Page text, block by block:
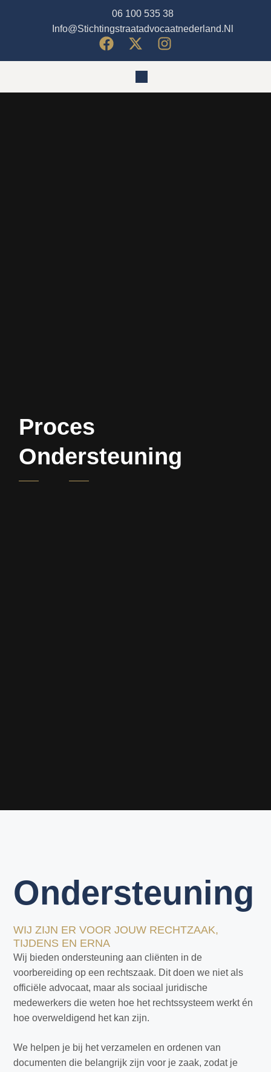
06 100 535 38
Info@stichtingstraatadvocaatnederland.nl
Proces
Ondersteuning
Ondersteuning
WIJ ZIJN ER VOOR JOUW RECHTZAAK,
TIJDENS EN ERNA
Wij bieden ondersteuning aan cliënten in de
voorbereiding op een rechtszaak. Dit doen we niet als
officiële advocaat, maar als sociaal juridische
medewerkers die weten hoe het rechtssysteem werkt én
hoe overweldigend het kan zijn.
We helpen je bij het verzamelen en ordenen van
documenten die belangrijk zijn voor je zaak, zodat je